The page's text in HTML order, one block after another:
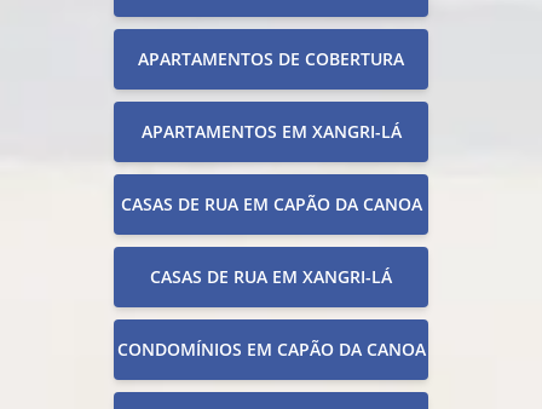
APARTAMENTOS DE COBERTURA
APARTAMENTOS EM XANGRI-LÁ
CASAS DE RUA EM CAPÃO DA CANOA
CASAS DE RUA EM XANGRI-LÁ
CONDOMÍNIOS EM CAPÃO DA CANOA